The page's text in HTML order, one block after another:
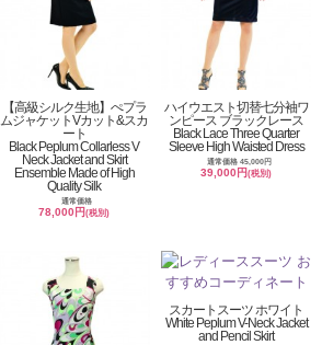
【高級シルク生地】ぺプラ
ムジャケットVカット&スカ
ート
Black Peplum Collarless V
Neck Jacket and Skirt
Ensemble Made of High
Quality Silk
通常価格
78,000円(税別)
ハイウエスト切替七分袖ワ
ンピース ブラックレース
Black Lace Three Quarter
Sleeve High Waisted Dress
通常価格 45,000円
39,000円(税別)
スカートスーツ ホワイト
White Peplum V-Neck Jacket
and Pencil Skirt